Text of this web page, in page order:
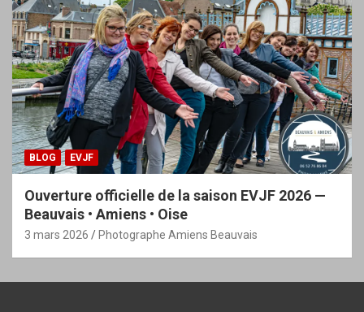
BLOG EVJF
Ouverture officielle de la saison EVJF 2026 —
Beauvais • Amiens • Oise
3 mars 2026 Photographe Amiens Beauvais